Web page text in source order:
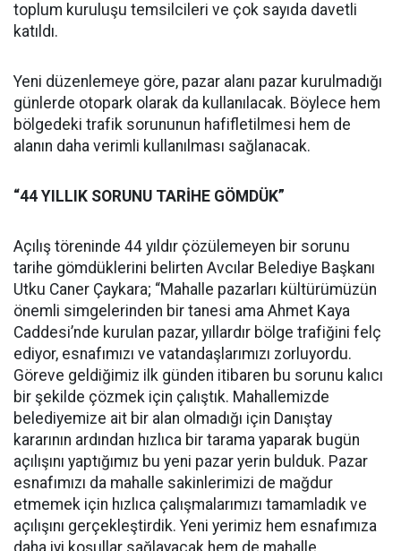
toplum kuruluşu temsilcileri ve çok sayıda davetli
katıldı.
Yeni düzenlemeye göre, pazar alanı pazar kurulmadığı
günlerde otopark olarak da kullanılacak. Böylece hem
bölgedeki trafik sorununun hafifletilmesi hem de
alanın daha verimli kullanılması sağlanacak.
“44 YILLIK SORUNU TARİHE GÖMDÜK”
Açılış töreninde 44 yıldır çözülemeyen bir sorunu
tarihe gömdüklerini belirten Avcılar Belediye Başkanı
Utku Caner Çaykara; “Mahalle pazarları kültürümüzün
önemli simgelerinden bir tanesi ama Ahmet Kaya
Caddesi’nde kurulan pazar, yıllardır bölge trafiğini felç
ediyor, esnafımızı ve vatandaşlarımızı zorluyordu.
Göreve geldiğimiz ilk günden itibaren bu sorunu kalıcı
bir şekilde çözmek için çalıştık. Mahallemizde
belediyemize ait bir alan olmadığı için Danıştay
kararının ardından hızlıca bir tarama yaparak bugün
açılışını yaptığımız bu yeni pazar yerin bulduk. Pazar
esnafımızı da mahalle sakinlerimizi de mağdur
etmemek için hızlıca çalışmalarımızı tamamladık ve
açılışını gerçekleştirdik. Yeni yerimiz hem esnafımıza